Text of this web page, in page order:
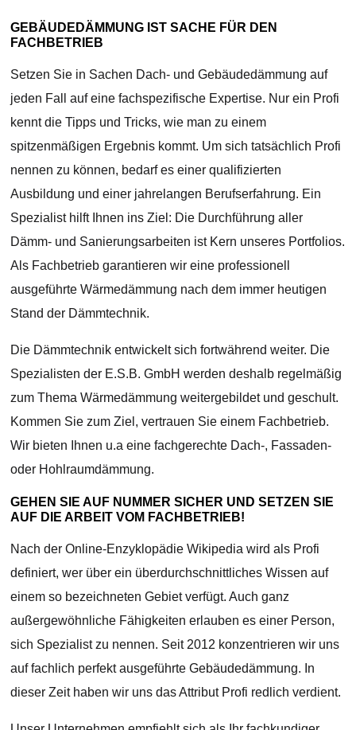
GEBÄUDEDÄMMUNG IST SACHE FÜR DEN
FACHBETRIEB
Setzen Sie in Sachen Dach- und Gebäudedämmung auf
jeden Fall auf eine fachspezifische Expertise. Nur ein Profi
kennt die Tipps und Tricks, wie man zu einem
spitzenmäßigen Ergebnis kommt. Um sich tatsächlich Profi
nennen zu können, bedarf es einer qualifizierten
Ausbildung und einer jahrelangen Berufserfahrung. Ein
Spezialist hilft Ihnen ins Ziel: Die Durchführung aller
Dämm- und Sanierungsarbeiten ist Kern unseres Portfolios.
Als Fachbetrieb garantieren wir eine professionell
ausgeführte Wärmedämmung nach dem immer heutigen
Stand der Dämmtechnik.
Die Dämmtechnik entwickelt sich fortwährend weiter. Die
Spezialisten der E.S.B. GmbH werden deshalb regelmäßig
zum Thema Wärmedämmung weitergebildet und geschult.
Kommen Sie zum Ziel, vertrauen Sie einem Fachbetrieb.
Wir bieten Ihnen u.a eine fachgerechte Dach-, Fassaden-
oder Hohlraumdämmung.
GEHEN SIE AUF NUMMER SICHER UND SETZEN SIE
AUF DIE ARBEIT VOM FACHBETRIEB!
Nach der Online-Enzyklopädie Wikipedia wird als Profi
definiert, wer über ein überdurchschnittliches Wissen auf
einem so bezeichneten Gebiet verfügt. Auch ganz
außergewöhnliche Fähigkeiten erlauben es einer Person,
sich Spezialist zu nennen. Seit 2012 konzentrieren wir uns
auf fachlich perfekt ausgeführte Gebäudedämmung. In
dieser Zeit haben wir uns das Attribut Profi redlich verdient.